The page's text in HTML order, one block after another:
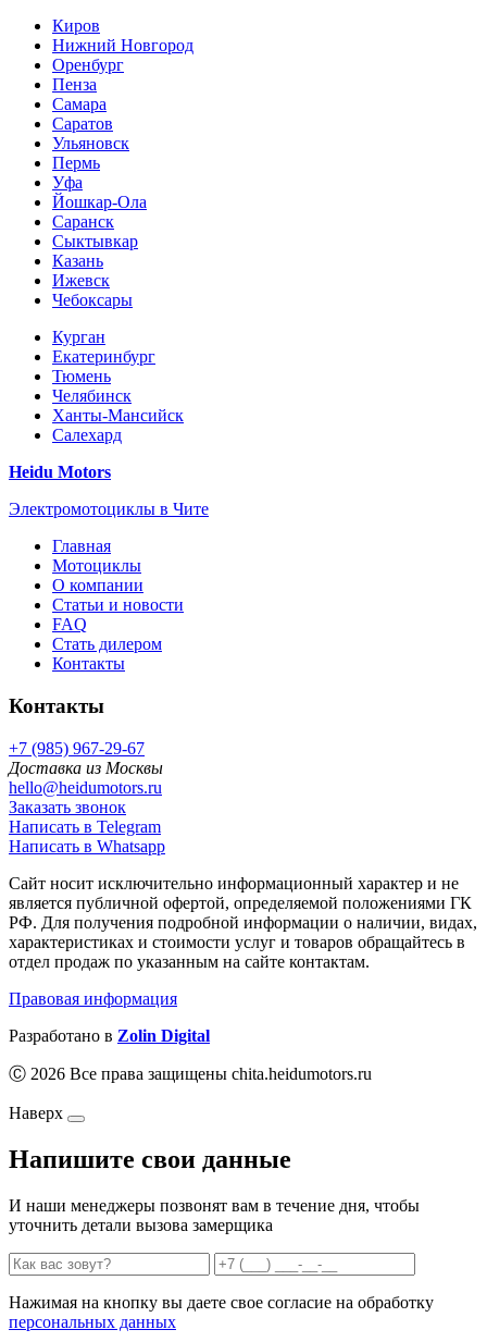
Киров
Нижний Новгород
Оренбург
Пенза
Самара
Саратов
Ульяновск
Пермь
Уфа
Йошкар-Ола
Саранск
Сыктывкар
Казань
Ижевск
Чебоксары
Курган
Екатеринбург
Тюмень
Челябинск
Ханты-Мансийск
Салехард
Heidu Motors
Электромотоциклы в Чите
Главная
Мотоциклы
О компании
Статьи и новости
FAQ
Стать дилером
Контакты
Контакты
+7 (985) 967-29-67
Доставка из Москвы
hello@heidumotors.ru
Заказать звонок
Написать в Telegram
Написать в Whatsapp
Сайт носит исключительно информационный характер и не
является публичной офертой, определяемой положениями ГК
РФ. Для получения подробной информации о наличии, видах,
характеристиках и стоимости услуг и товаров обращайтесь в
отдел продаж по указанным на сайте контактам.
Правовая информация
Разработано в Zolin Digital
Ⓒ 2026 Все права защищены chita.heidumotors.ru
Наверх
Напишите свои данные
И наши менеджеры позвонят вам в течение дня, чтобы
уточнить детали вызова замерщика
Нажимая на кнопку вы даете свое согласие на обработку
персональных данных